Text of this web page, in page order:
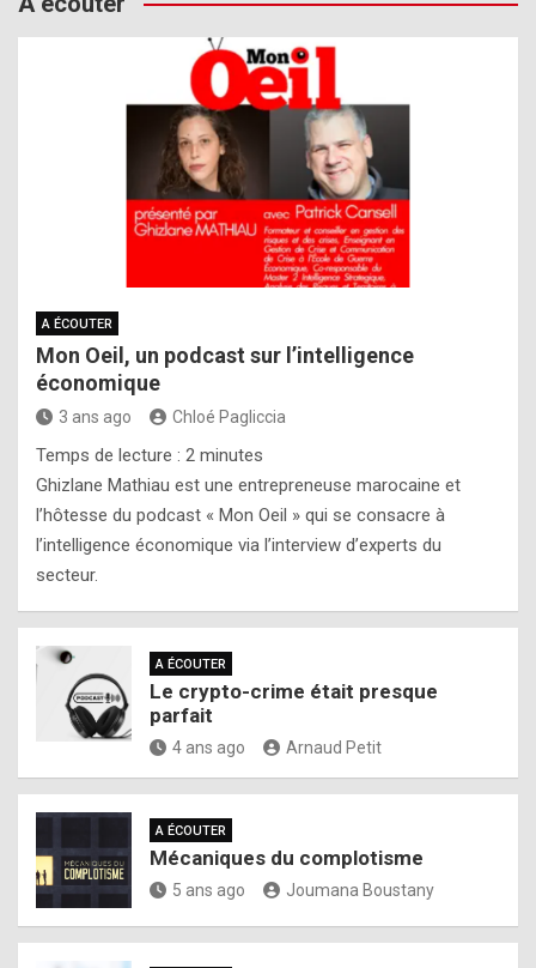
A ÉCOUTER
Mon Oeil, un podcast sur l’intelligence
économique
3 ans ago Chloé Pagliccia
Temps de lecture : 2 minutes
Ghizlane Mathiau est une entrepreneuse marocaine et
l’hôtesse du podcast « Mon Oeil » qui se consacre à
l’intelligence économique via l’interview d’experts du
secteur.
A ÉCOUTER
Le crypto-crime était presque
parfait
4 ans ago Arnaud Petit
A ÉCOUTER
Mécaniques du complotisme
5 ans ago Joumana Boustany